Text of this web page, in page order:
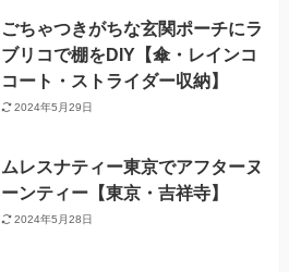
ごちゃつきがちな玄関ポーチにラ
ブリコで棚をDIY【傘・レインコ
コート・ストライダー収納】
2024年5月29日
ムレスナティー東京でアフターヌ
ーンティー【東京・吉祥寺】
2024年5月28日